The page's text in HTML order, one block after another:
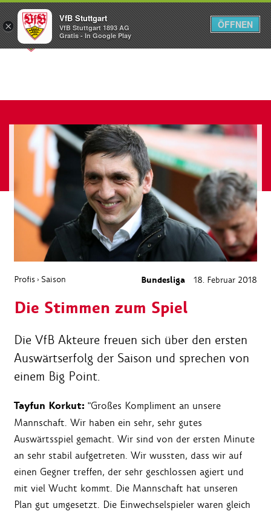
Menü
Profis › Saison Bundesliga 18. Februar 2018
Die Stimmen zum Spiel
Die VfB Akteure freuen sich über den ersten
Auswärtserfolg der Saison und sprechen von
einem Big Point.
Tayfun Korkut: "Großes Kompliment an unsere
Mannschaft. Wir haben ein sehr, sehr gutes
Auswärtsspiel gemacht. Wir sind von der ersten Minute
an sehr stabil aufgetreten. Wir wussten, dass wir auf
einen Gegner treffen, der sehr geschlossen agiert und
mit viel Wucht kommt. Die Mannschaft hat unseren
Plan gut umgesetzt. Die Einwechselspieler waren gleich
×
VfB Stuttgart
VfB Stuttgart 1893 AG
Gratis - In Google Play
ÖFFNEN